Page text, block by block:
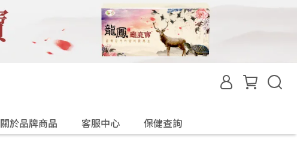
關於品牌商品 客服中心 保健查詢